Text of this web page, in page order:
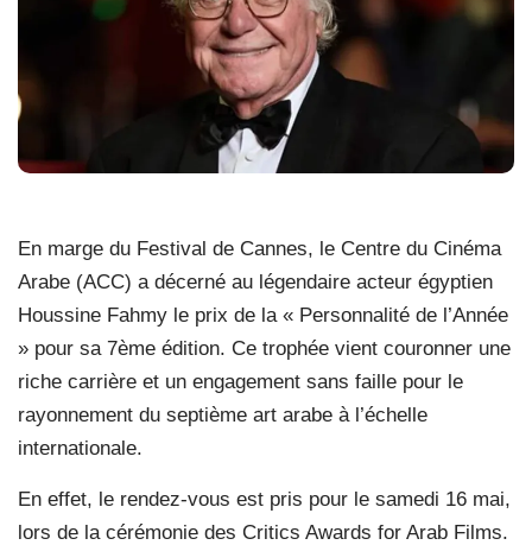
En marge du Festival de Cannes, le Centre du Cinéma
Arabe (ACC) a décerné au légendaire acteur égyptien
Houssine Fahmy le prix de la « Personnalité de l’Année
» pour sa 7ème édition. Ce trophée vient couronner une
riche carrière et un engagement sans faille pour le
rayonnement du septième art arabe à l’échelle
internationale.
En effet, le rendez-vous est pris pour le samedi 16 mai,
lors de la cérémonie des Critics Awards for Arab Films.